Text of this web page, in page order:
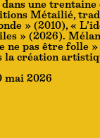
une trentaine
Métailié,
» (2010), «
» (2026).
ne pas être folle
la création
mai 2026